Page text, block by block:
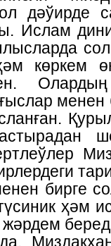
дәўирде
Ислам
көркем
менен
бирге
ҳәм
жәрдем